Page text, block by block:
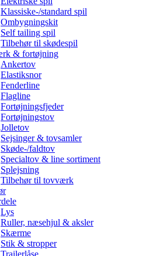
Klassiske-/standard spil
Ombygningskit
Self tailing spil
Tilbehør til skødespil
& fortøjning
Ankertov
Elastiksnor
Fenderline
Flagline
Fortøjningsfjeder
Fortøjningstov
Jolletov
Sejsinger & tovsamler
Skøde-/faldtov
Specialtov & line sortiment
Splejsning
Tilbehør til tovværk
Lys
Ruller, næsehjul & aksler
Skærme
Stik & stropper